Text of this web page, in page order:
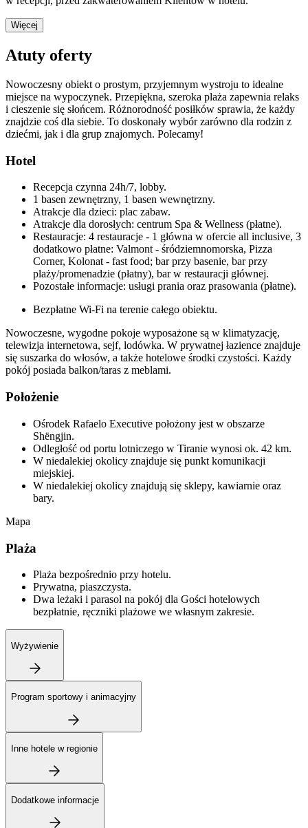
Więcej
Atuty oferty
Nowoczesny obiekt o prostym, przyjemnym wystroju to idealne
miejsce na wypoczynek. Przepiękna, szeroka plaża zapewnia relaks
i cieszenie się słońcem. Różnorodność posiłków sprawia, że każdy
znajdzie coś dla siebie. To doskonały wybór zarówno dla rodzin z
dziećmi, jak i dla grup znajomych. Polecamy!
Hotel
Recepcja czynna 24h/7, lobby.
1 basen zewnętrzny, 1 basen wewnętrzny.
Atrakcje dla dzieci: plac zabaw.
Atrakcje dla dorosłych: centrum Spa & Wellness (płatne).
Restauracje: 4 restauracje - 1 główna w ofercie all inclusive, 3
dodatkowo płatne: Valmont - śródziemnomorska, Pizza
Corner, Kolonat - fast food; bar przy basenie, bar przy
plaży/promenadzie (płatny), bar w restauracji głównej.
Pozostałe informacje: usługi prania oraz prasowania (płatne).
Bezpłatne Wi-Fi na terenie całego obiektu.
Nowoczesne, wygodne pokoje wyposażone są w klimatyzację,
telewizja internetowa, sejf, lodówka. W prywatnej łazience znajduje
się suszarka do włosów, a także hotelowe środki czystości. Każdy
pokój posiada balkon/taras z meblami.
Położenie
Ośrodek Rafaelo Executive położony jest w obszarze
Shëngjin.
Odległość od portu lotniczego w Tiranie wynosi ok. 42 km.
W niedalekiej okolicy znajduje się punkt komunikacji
miejskiej.
W niedalekiej okolicy znajdują się sklepy, kawiarnie oraz
bary.
Mapa
Plaża
Plaża bezpośrednio przy hotelu.
Prywatna, piaszczysta.
Dwa leżaki i parasol na pokój dla Gości hotelowych
bezpłatnie, ręczniki plażowe we własnym zakresie.
Wyżywienie
Program sportowy i animacyjny
Inne hotele w regionie
Dodatkowe informacje